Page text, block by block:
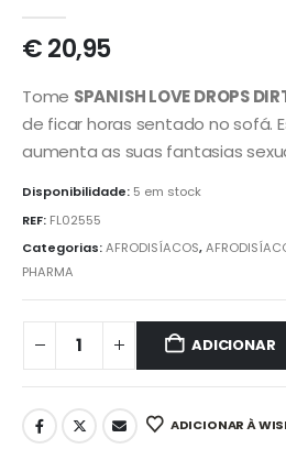
€20,95
Tome SPANISH LOVE DROPS
de ficar horas sentado no sofá.
aumenta as suas fantasias
Disponibilidade: 5 em stock
REF: FL02555
Categorias:AFRODISÍACOS,
PHARMA
ADICIONAR
ADICIONAR À